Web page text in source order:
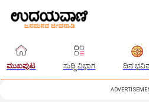
ಮುಖಪುಟ ಸುದ್ದಿ ವಿಭಾಗ ದಿನ